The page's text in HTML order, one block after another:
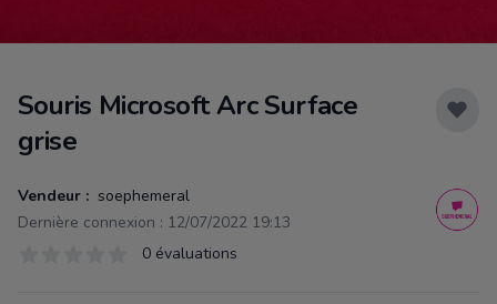
Souris Microsoft Arc Surface
grise
Vendeur : soephemeral
Dernière connexion : 12/07/2022 19:13
0 évaluations